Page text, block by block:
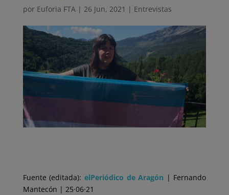
por Euforia FTA| 26 Jun, 2021 | Entrevistas
Fuente (editada): elPeriódico de Aragón | Fernando
Mantecón | 25·06·21